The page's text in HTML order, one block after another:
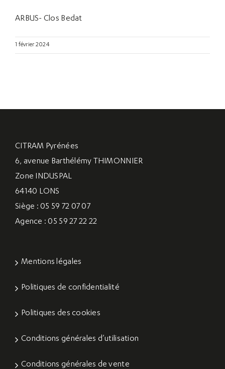
ARBUS- Clos Bedat
1 février 2024
CITRAM Pyrénées
6, avenue Barthélémy THIMONNIER
Zone INDUSPAL
64140 LONS
Siège : 05 59 72 07 07
Agence : 05 59 27 22 22
Mentions légales
Politiques de confidentialité
Politiques des cookies
Conditions générales d’utilisation
Conditions générales de vente